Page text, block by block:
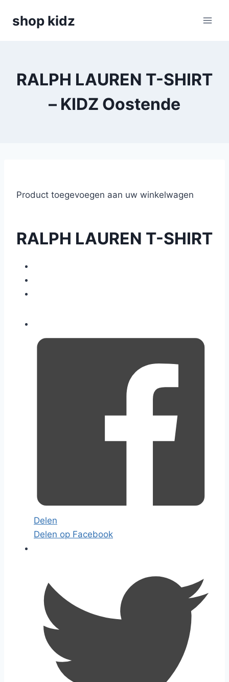
shop kidz
RALPH LAUREN T-SHIRT
– KIDZ Oostende
Product toegevoegen aan uw winkelwagen
RALPH LAUREN T-SHIRT
Delen
Delen op Facebook